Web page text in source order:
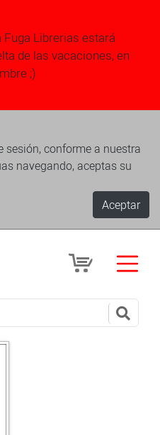
Fuga Librerias estará
de las vacaciones, en
;)
conforme a nuestra
navegando, aceptas su
Aceptar